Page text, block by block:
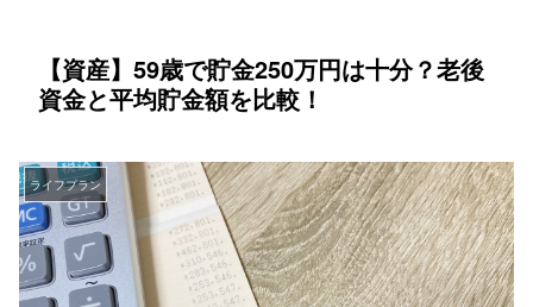
【資産】59歳で貯金250万円は十分？老後
資金と平均貯金額を比較！
ライフプラン